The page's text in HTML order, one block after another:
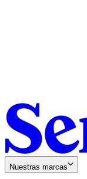
Nuestras marcas